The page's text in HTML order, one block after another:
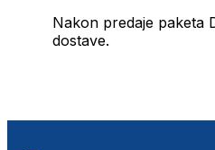
Nakon predaje paketa
dostave.